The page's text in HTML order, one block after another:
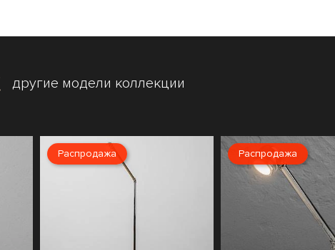
другие модели коллекции
Распродажа Распродажа